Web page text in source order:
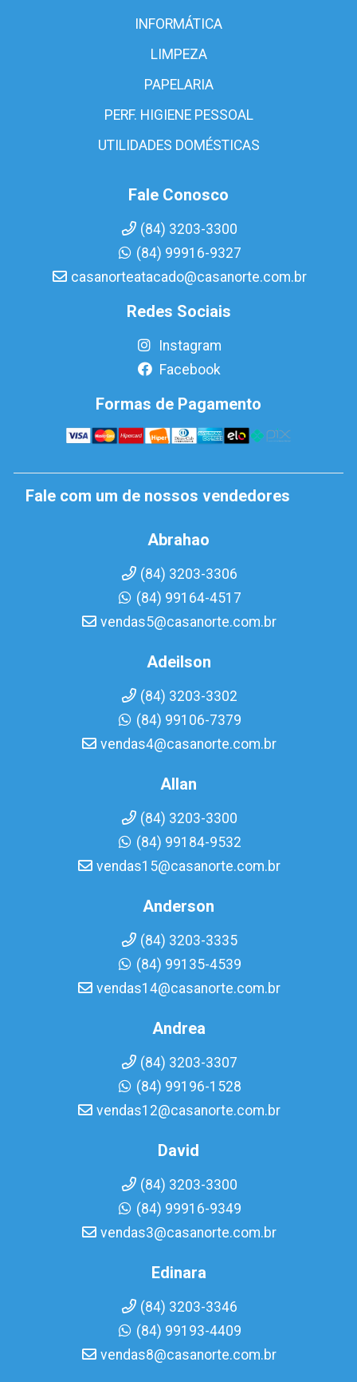
INFORMÁTICA
LIMPEZA
PAPELARIA
PERF. HIGIENE PESSOAL
UTILIDADES DOMÉSTICAS
Fale Conosco
(84) 3203-3300
(84) 99916-9327
casanorteatacado@casanorte.com.br
Redes Sociais
Instagram
Facebook
Formas de Pagamento
Fale com um de nossos vendedores
Abrahao
(84) 3203-3306
(84) 99164-4517
vendas5@casanorte.com.br
Adeilson
(84) 3203-3302
(84) 99106-7379
vendas4@casanorte.com.br
Allan
(84) 3203-3300
(84) 99184-9532
vendas15@casanorte.com.br
Anderson
(84) 3203-3335
(84) 99135-4539
vendas14@casanorte.com.br
Andrea
(84) 3203-3307
(84) 99196-1528
vendas12@casanorte.com.br
David
(84) 3203-3300
(84) 99916-9349
vendas3@casanorte.com.br
Edinara
(84) 3203-3346
(84) 99193-4409
vendas8@casanorte.com.br